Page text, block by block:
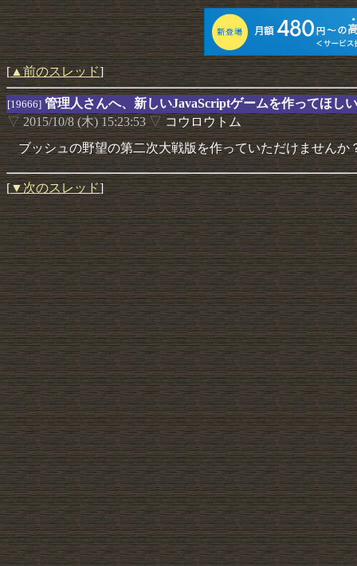
[▲前のスレッド]
[19666] 管理人さんへ、新しいJavaScriptゲームを作ってほし
▽ 2015/10/8 (木) 15:23:53▽ コウロウトム
ブッシュの野望の第二次大戦版を作っていただけませんか
[▼次のスレッド]